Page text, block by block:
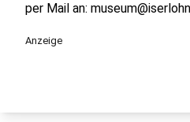
per Mail an:
Anzeige